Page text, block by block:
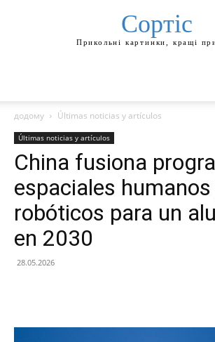
Сортіс
Прикольні картинки, кращі
додому Últimas noticias y artículos
Últimas noticias y artículos
China fusiona
espaciales
robóticos para un
en 2030
28.05.2026